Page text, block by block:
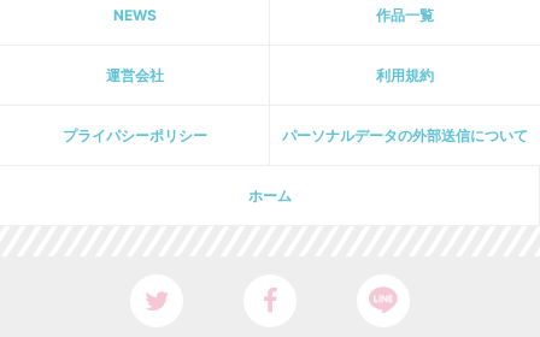
NEWS 作品一覧
運営会社 利用規約
プライパシーポリシー パーソナルデータの外部送信について
ホーム